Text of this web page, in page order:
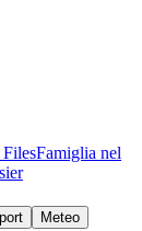
Famiglia nel
Meteo